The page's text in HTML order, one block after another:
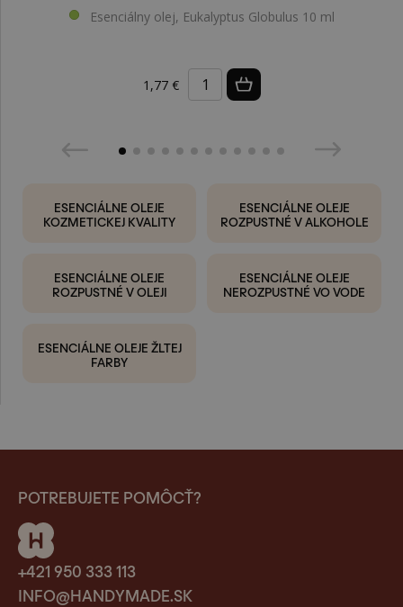
Esenciálny olej, Eukalyptus Globulus 10 ml
1,77 €
ESENCIÁLNE OLEJE
KOZMETICKEJ KVALITY
ESENCIÁLNE OLEJE
ROZPUSTNÉ V ALKOHOLE
ESENCIÁLNE OLEJE
ROZPUSTNÉ V OLEJI
ESENCIÁLNE OLEJE
NEROZPUSTNÉ VO VODE
ESENCIÁLNE OLEJE ŽLTEJ
FARBY
POTREBUJETE POMÔCŤ?
+421 950 333 113
INFO@HANDYMADE.SK